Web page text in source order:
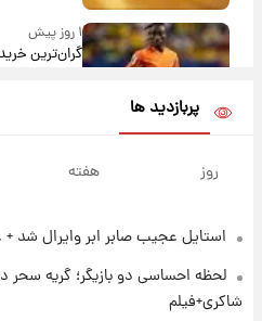
۱ روز پیش
گران‌ترین
روزها
۱ روز پیش
شد؛ تیکدری،
پربازدید ها
روز هفته
استایل عجیب صابر ابر وایرال شد
لحظه احساسی دو بازیگر؛ گریه
شاکری+فیلم